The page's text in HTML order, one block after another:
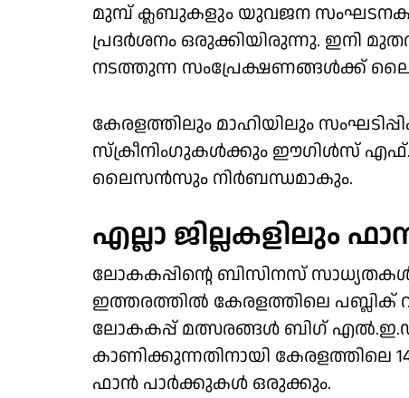
മുമ്പ് ക്ലബുകളും യുവജന
പ്രദര്‍ശനം ഒരുക്കിയിരുന്നു. ഇനി
നടത്തുന്ന സംപ്രേക്ഷണങ്ങള്‍ക്ക്
കേരളത്തിലും മാഹിയിലും
സ്‌ക്രീനിംഗുകള്‍ക്കും ഈഗിള്‍സ്
ലൈസന്‍സും നിര്‍ബന്ധമാകും.
എല്ലാ ജില്ലകളിലും
ലോകകപ്പിന്റെ ബിസിനസ് സാധ്യതകള്‍
ഇത്തരത്തില്‍ കേരളത്തിലെ
ലോകകപ്പ് മത്സരങ്ങള്‍ ബിഗ്
കാണിക്കുന്നതിനായി കേരളത്തിലെ
ഫാന്‍ പാര്‍ക്കുകള്‍ ഒരുക്കും.